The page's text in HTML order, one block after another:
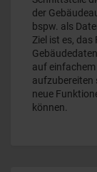
der
bspw. als
Ziel ist es,
auf
aufzubereiten
neue
können.